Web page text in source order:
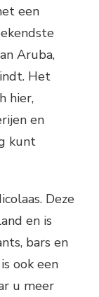
een
Aruba,
Het
hier,
en
kunt
Deze
en is
bars en
ook een
u meer